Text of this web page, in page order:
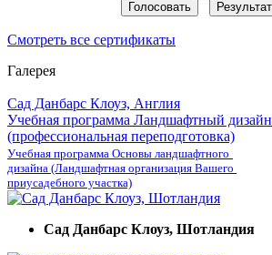
Смотреть все сертификаты
Галерея
Сад Данбарс Клоуз, Англия
Учебная программа Ландшафтный дизайн
(профессиональная переподготовка)
Учебная программа Основы ландшафтного
дизайна (Ландшафтная организация Вашего
приусадебного участка)
Сад Данбарс Клоуз, Шотландия